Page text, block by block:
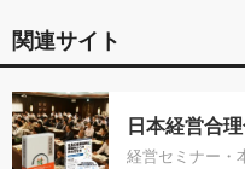
関連サイト
日本経営合
経営セミナー・